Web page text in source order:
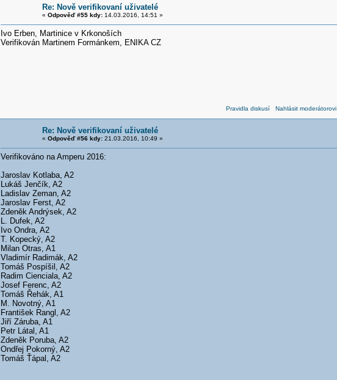
Re: Nově verifikovaní uživatelé
« Odpověď #55 kdy:14.03.2016, 14:51 »
Ivo Erben, Martinice v Krkonoších
Verifikován Martinem Formánkem, ENIKA CZ
Pravidla diskusí Nahlásit moderátorovi
Re: Nově verifikovaní uživatelé
« Odpověď #56 kdy:21.03.2016, 10:49 »
Verifikováno na Amperu 2016:
Jaroslav Kotlaba, A2
Lukáš Jenčík, A2
Ladislav Zeman, A2
Jaroslav Ferst, A2
Zdeněk Andrýsek, A2
L. Dufek, A2
Ivo Ondra, A2
T. Kopecký, A2
Milan Otras, A1
Vladimír Radimák, A2
Tomáš Pospíšil, A2
Radim Cienciala, A2
Josef Ferenc, A2
Tomáš Řehák, A1
M. Novotný, A1
František Rangl, A2
Jiří Záruba, A1
Petr Látal, A1
Zdeněk Poruba, A2
Ondřej Pokorný, A2
Tomáš Ťápal, A2